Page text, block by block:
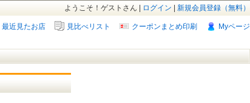
新規会員登録（無料）
ログイン
ようこそ！ゲストさん |
Myページ
クーポンまとめ印刷
見比べリスト
最近見たお店